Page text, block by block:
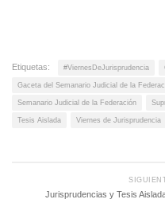
Etiquetas: #ViernesDeJurisprudencia
Gaceta del Semanario Judicial de la
Semanario Judicial de la Federación
Tesis Aislada Viernes de Jurisprudencia
Jurisprudencias y Tesis